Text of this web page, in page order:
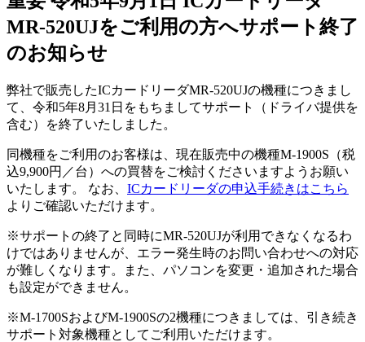
MR-520UJをご利用の方へサポート終了
のお知らせ
弊社で販売したICカードリーダMR-520UJの機種につきまし
て、令和5年8月31日をもちましてサポート（ドライバ提供を
含む）を終了いたしました。
同機種をご利用のお客様は、現在販売中の機種M-1900S（税
込9,900円／台）への買替をご検討くださいますようお願い
いたします。 なお、 ICカードリーダの申込手続きはこちら
よりご確認いただけます。
※サポートの終了と同時にMR-520UJが利用できなくなるわ
けではありませんが、エラー発生時のお問い合わせへの対応
が難しくなります。また、パソコンを変更・追加された場合
も設定ができません。
※M-1700SおよびM-1900Sの2機種につきましては、引き続き
サポート対象機種としてご利用いただけます。